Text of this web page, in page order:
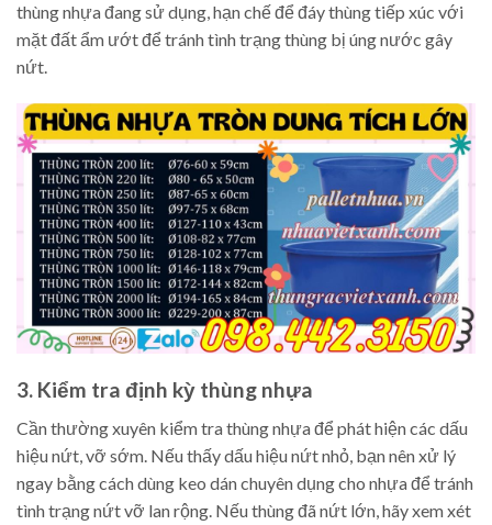
thùng nhựa đang sử dụng, hạn chế để đáy thùng tiếp xúc với
mặt đất ẩm ướt để tránh tình trạng thùng bị úng nước gây
nứt.
3. Kiểm tra định kỳ thùng nhựa
Cần thường xuyên kiểm tra thùng nhựa để phát hiện các dấu
hiệu nứt, vỡ sớm. Nếu thấy dấu hiệu nứt nhỏ, bạn nên xử lý
ngay bằng cách dùng keo dán chuyên dụng cho nhựa để tránh
tình trạng nứt vỡ lan rộng. Nếu thùng đã nứt lớn, hãy xem xét